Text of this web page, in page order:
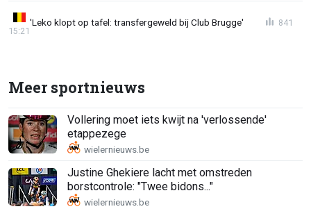
'Leko klopt op tafel: transfergeweld bij Club Brugge'
15:21
841
Meer sportnieuws
Vollering moet iets kwijt na 'verlossende'
etappezege
Justine Ghekiere lacht met omstreden
borstcontrole: "Twee bidons..."